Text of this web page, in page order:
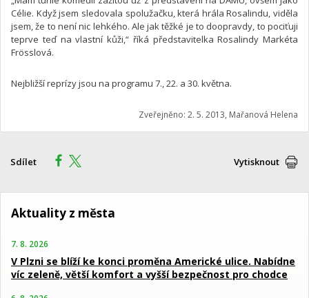
Célie. Když jsem sledovala spolužačku, která hrála Rosalindu, viděla
jsem, že to není nic lehkého. Ale jak těžké je to doopravdy, to pociťuji
teprve teď na vlastní kůži,“ říká představitelka Rosalindy Markéta
Frösslová.
Nejbližší reprízy jsou na programu 7., 22. a 30. května.
Zveřejněno: 2. 5. 2013, Mařanová Helena
Sdílet Vytisknout
Aktuality z města
7. 8. 2026
V Plzni se blíží ke konci proměna Americké ulice. Nabídne
víc zeleně, větší komfort a vyšší bezpečnost pro chodce